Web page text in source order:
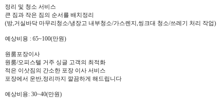
정리 및 청소 서비스
큰 짐과 작은 짐의 순서를 배치정리
(방,거실바닥 마무리청소/냉장고 내부청소/가스렌지,씽크대 청소/쓰레기 처리 작업)
예상비용 : 65~100(만원)
원룸포장이사
원룸/오피스텔 거주 싱글 고객의 최적화
적은 이삿짐의 간소한 포장 이사 서비스
포장에서 운반,정리까지 깔끔하게 해드립니다
예상비용: 30~40(만원)